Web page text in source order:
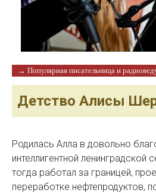
→ Популярная писательница и
Детство Алисы
Родилась Алла в довольно
интеллигентной ленинградской
тогда работал за границей,
переработке нефтепродуктов,